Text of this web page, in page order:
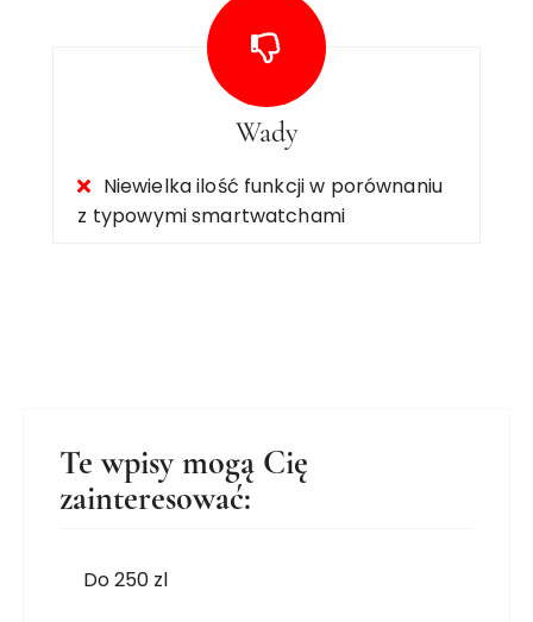
Wady
Niewielka ilość funkcji w porównaniu
z typowymi smartwatchami
Te wpisy mogą Cię
zainteresować:
Do 250 zl